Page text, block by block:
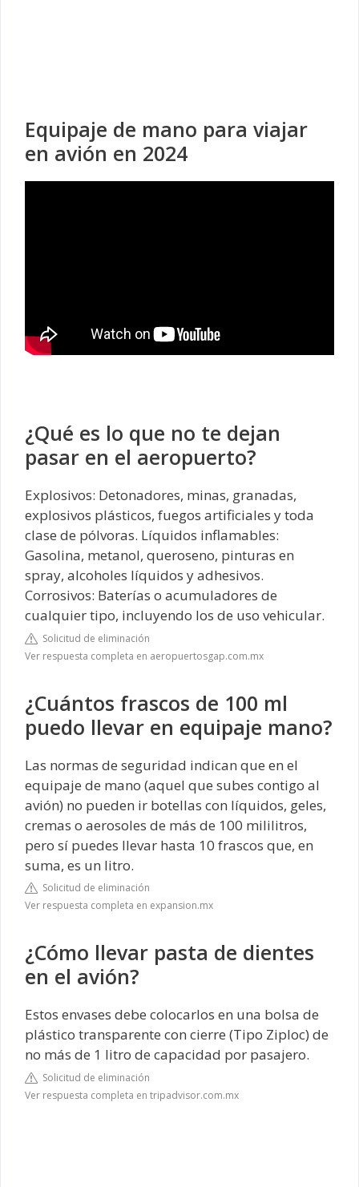
Equipaje de mano para viajar
en avión en 2024
¿Qué es lo que no te dejan
pasar en el aeropuerto?
Explosivos: Detonadores, minas, granadas,
explosivos plásticos, fuegos artificiales y toda
clase de pólvoras. Líquidos inflamables:
Gasolina, metanol, queroseno, pinturas en
spray, alcoholes líquidos y adhesivos.
Corrosivos: Baterías o acumuladores de
cualquier tipo, incluyendo los de uso vehicular.
Solicitud de eliminación
Ver respuesta completa en aeropuertosgap.com.mx
¿Cuántos frascos de 100 ml
puedo llevar en equipaje mano?
Las normas de seguridad indican que en el
equipaje de mano (aquel que subes contigo al
avión) no pueden ir botellas con líquidos, geles,
cremas o aerosoles de más de 100 mililitros,
pero sí puedes llevar hasta 10 frascos que, en
suma, es un litro.
Solicitud de eliminación
Ver respuesta completa en expansion.mx
¿Cómo llevar pasta de dientes
en el avión?
Estos envases debe colocarlos en una bolsa de
plástico transparente con cierre (Tipo Ziploc) de
no más de 1 litro de capacidad por pasajero.
Solicitud de eliminación
Ver respuesta completa en tripadvisor.com.mx